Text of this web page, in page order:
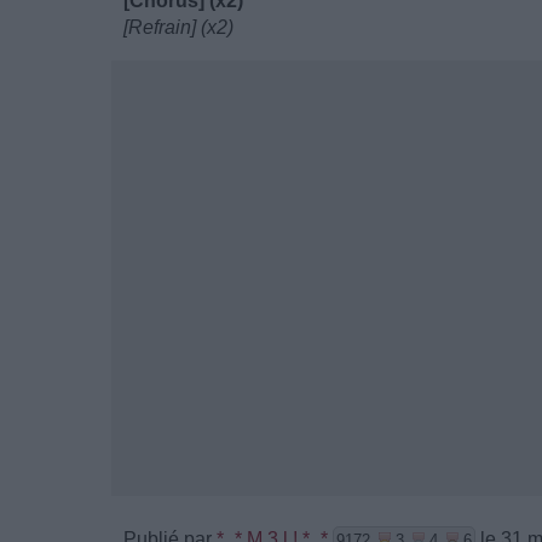
[Refrain] (x2)